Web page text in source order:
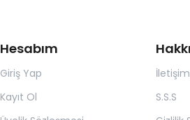
Hesabım
Giriş Yap
Kayıt Ol
İletişim
S.S.S